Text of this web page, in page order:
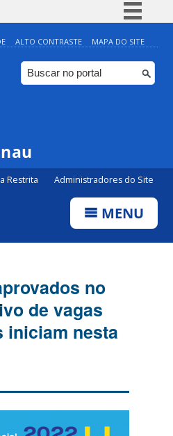
Simplifique!
Comunica BR
Participe
ALTO CONTRASTE MAPA DO SITE
Restrita Administradores do Site
MENU
no
de vagas
iniciam nesta